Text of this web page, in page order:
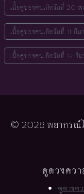
เนื้อคู่ของคนเกิดวันที่ 20
เนื้อคู่ของคนเกิดวันที่ 11 มี
เนื้อคู่ของคนเกิดวันที่ 12 ธั
© 2026 พยากรณ์โ
ดูดวงคว
ดูดวงค